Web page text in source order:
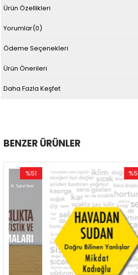
Ürün Özellikleri
Yorumlar(0)
Ödeme Seçenekleri
Ürün Önerileri
Daha Fazla Keşfet
BENZER ÜRÜNLER
%50
İndirim
%50İndirim